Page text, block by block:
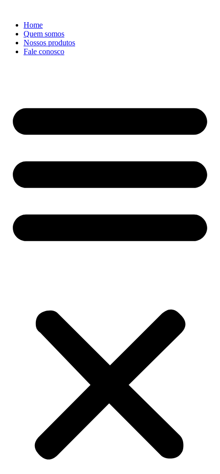
conteúdo
Home
Quem somos
Nossos produtos
Fale conosco